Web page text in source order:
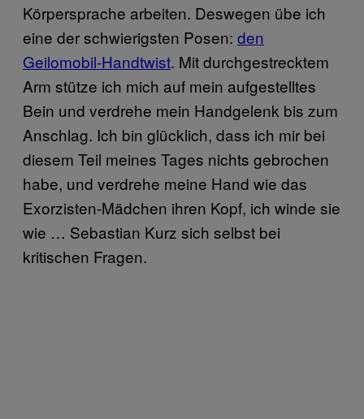
Körpersprache arbeiten. Deswegen übe ich
eine der schwierigsten Posen: den
Geilomobil-Handtwist. Mit durchgestrecktem
Arm stütze ich mich auf mein aufgestelltes
Bein und verdrehe mein Handgelenk bis zum
Anschlag. Ich bin glücklich, dass ich mir bei
diesem Teil meines Tages nichts gebrochen
habe, und verdrehe meine Hand wie das
Exorzisten-Mädchen ihren Kopf, ich winde sie
wie … Sebastian Kurz sich selbst bei
kritischen Fragen.